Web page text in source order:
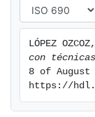
LÓPEZ
con
8 of
https://